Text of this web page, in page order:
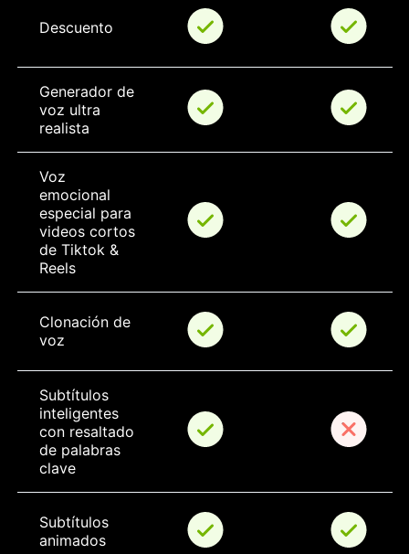
Descuento
Generador de
voz ultra
realista
Voz
emocional
especial para
videos cortos
de Tiktok &
Reels
Clonación de
voz
Subtítulos
inteligentes
con resaltado
de palabras
clave
Subtítulos
animados